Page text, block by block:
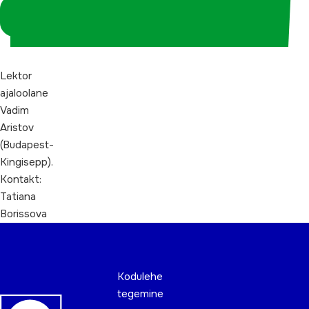
Lektor
ajaloolane
Vadim
Aristov
(Budapest-
Kingisepp).
Kontakt:
Tatiana
Borissova
Kodulehe
tegemine